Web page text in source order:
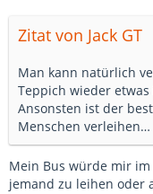
Zitat von Jack GT
Man kann natürlich
Teppich wieder
Ansonsten ist der
Menschen verleihen…
Mein Bus würde mir
jemand zu leihen oder